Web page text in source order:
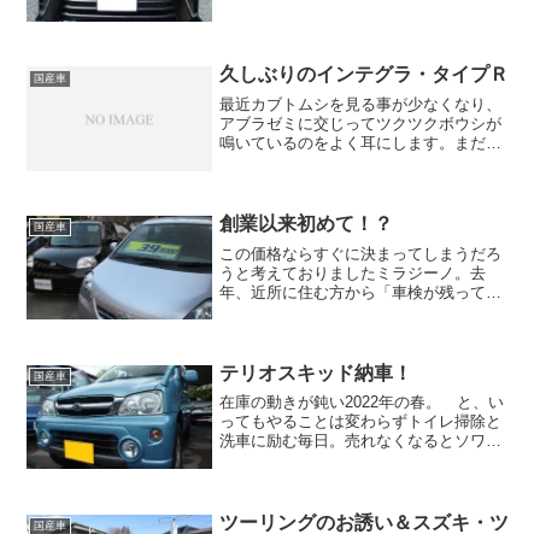
ル。「115、916、93...
国産車 久しぶりのインテグラ・タイプＲ
最近カブトムシを見る事が少なくなり、
アブラゼミに交じってツクツクボウシが
鳴いているのをよく耳にします。まだ暑
いただきます。 今年は少し...
国産車 創業以来初めて！？
この価格ならすぐに決まってしまうだろ
うと考えておりましたミラジーノ。去
年、近所に住む方から「車検が残ってい
いうのは不思議とこのような...
国産車 テリオスキッド納車！
在庫の動きが鈍い2022年の春。 と、い
ってもやることは変わらずトイレ掃除と
洗車に励む毎日。売れなくなるとソワソ
高額な車ですからね。...
国産車
ツーリングのお誘い＆スズキ・ツ